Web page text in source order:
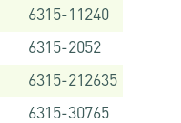
6315-11240
6315-2052
6315-212635
6315-30765